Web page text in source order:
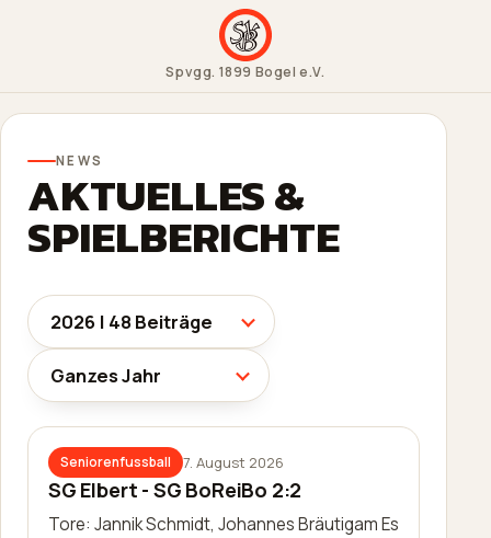
Spvgg. 1899 Bogel e.V.
NEWS
AKTUELLES &
SPIELBERICHTE
Seniorenfussball 7. August 2026
SG Elbert - SG BoReiBo 2:2
Tore: Jannik Schmidt, Johannes Bräutigam Es